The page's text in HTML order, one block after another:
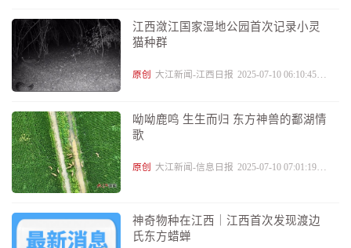
江西潋江国家湿地公园首次记录小灵
猫种群
原创 大江新闻-江西日报 2025-07-10 06:10:45 评
呦呦鹿鸣 生生而归 东方神兽的鄱湖情
歌
原创 大江新闻-信息日报 2025-07-10 07:01:19 评
神奇物种在江西｜江西首次发现渡边
氏东方蜡蝉